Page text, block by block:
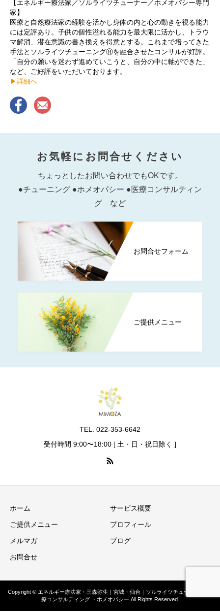
【エネルギー療法家／ソルライツチューナー／ホメオパシー専門
家】
医療と自然療法家の経験を活かし身体の内と心の動きを視る能力
には定評あり。子供の個性溢れる能力を最大限に活かし、トラウ
マ解消、潜在意識の書き換えを得意とする。これまで培ってきた
手法とソルライツチューニングⓇを融合させたコンサルが好評。
「自分の願いを迷わず進めていこうと、自分の中に軸ができた」
など、ご好評をいただいております。
▶︎詳細へ
お気軽にお問合せください
ちょっとしたお問い合わせでもOKです。
●チューニング ●ホメオパシー ●医療コンサルティン
グ など
お問合せフォーム
ご提供メニュー
TEL. 022-353-6642
受付時間 9:00〜18:00 [ 土・日・祝日除く ]
ホーム サービス概要
ご提供メニュー プロフィール
メルマガ ブログ
お問合せ
Copyright © エネルギー療法家・三森弥生｜宮城・仙台｜ソルライツチューング ・医
療コンサルティング ・ホメオパシー All Rights Reserved.